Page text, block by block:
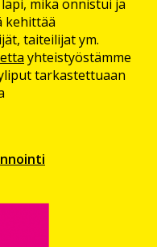
mikä onnistui ja
kehittää
taiteilijat ym.
yhteistyöstämme
tarkastettuaan